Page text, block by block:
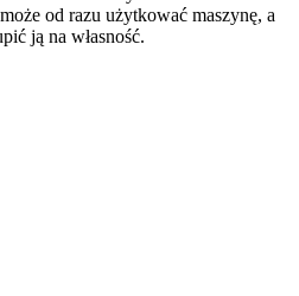
od razu użytkować maszynę, a
ją na własność.